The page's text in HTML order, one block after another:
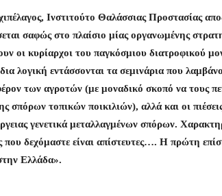
Ινστιτούτο Θαλάσσιας Προστασίας
σαφώς στο πλαίσιο μίας οργανωμένης
οι κυρίαρχοι του παγκόσμιου διατροφικού
λογική εντάσσονται τα σεμινάρια που
των αγροτών (με μοναδικό σκοπό να τους
σπόρων τοπικών ποικιλιών), αλλά και οι
γενετικά μεταλλαγμένων σπόρων.
που δεχόμαστε είναι απίστευτες…. Η πρώτη
Ελλάδα».